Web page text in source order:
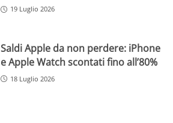
19 Luglio 2026
Saldi Apple da non perdere: iPhone
e Apple Watch scontati fino all’80%
18 Luglio 2026